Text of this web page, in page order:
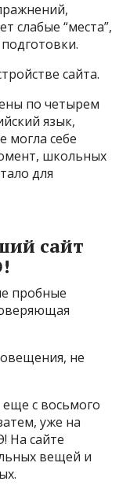
слабые “места”,
сайта.
по четырем
язык,
могла себе
школьных
для
сайт
пробные
не
с восьмого
уже на
На сайте
вещей и